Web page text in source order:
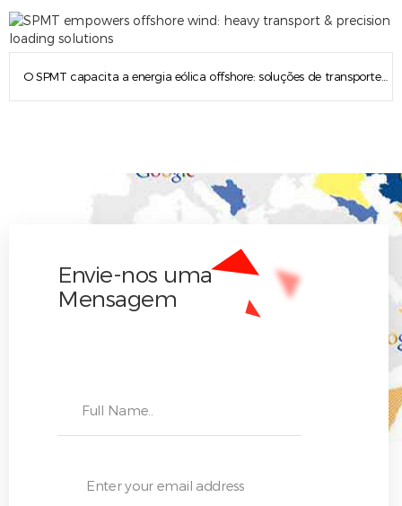
O SPMT capacita a energia eólica offshore: soluções de transporte pesado e carregamento de precisão
Envie-nos uma
Mensagem